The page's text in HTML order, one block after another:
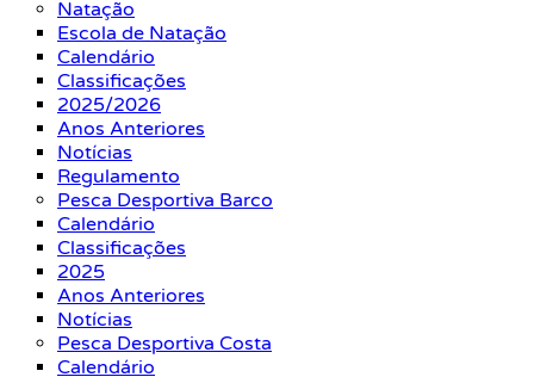
Natação
Escola de Natação
Calendário
Classificações
2025/2026
Anos Anteriores
Notícias
Regulamento
Pesca Desportiva Barco
Calendário
Classificações
2025
Anos Anteriores
Notícias
Pesca Desportiva Costa
Calendário